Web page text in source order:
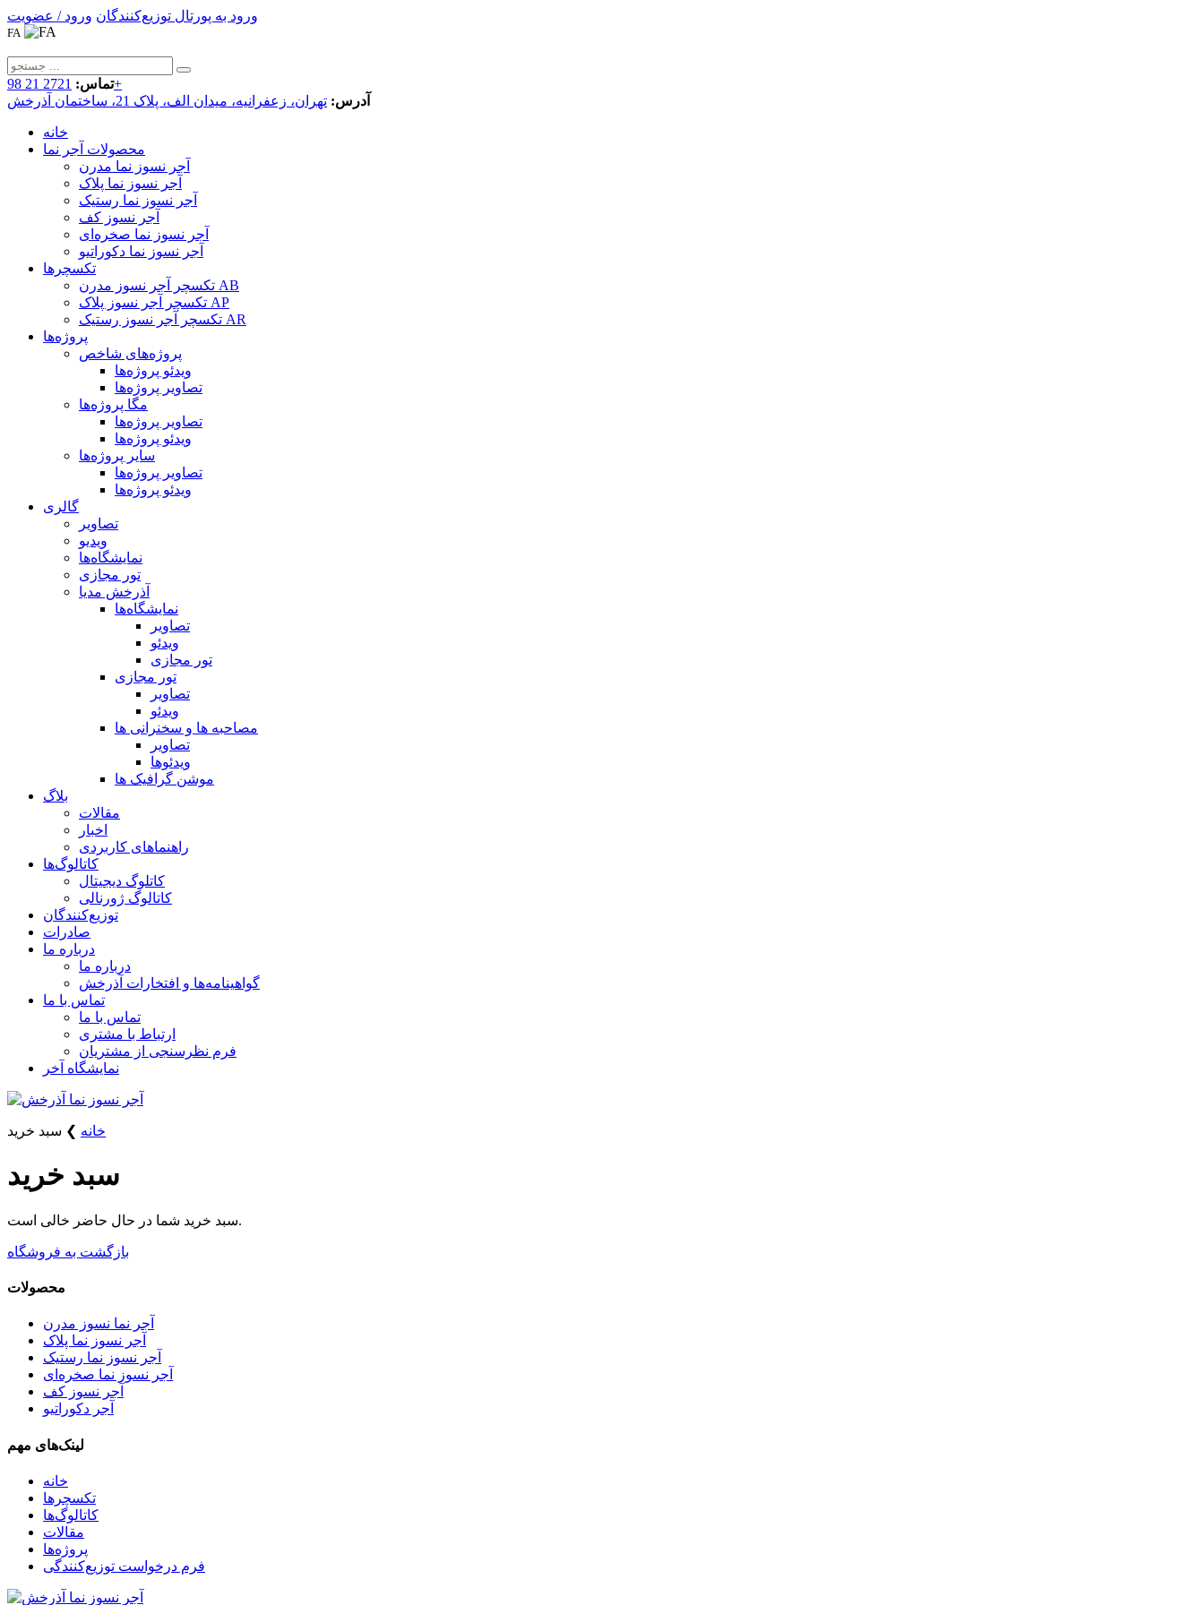
ورود به پورتال توزیع‌کنندگان ورود / عضویت
FA
تماس:2721 21 98+
آدرس: تهران، زعفرانیه، میدان الف، پلاک 21، ساختمان آذرخش
خانه
محصولات آجر نما
آجر نسوز نما مدرن
آجر نسوز نما پلاک
آجر نسوز نما رستیک
آجر نسوز کف
آجر نسوز نما صخره‌ای
آجر نسوز نما دکوراتیو
تکسچرها
تکسچر آجر نسوز مدرن AB
تکسچر آجر نسوز پلاک AP
تکسچر آجر نسوز رستیک AR
پروژه‌ها
پروژه‌های شاخص
ویدئو پروژه‌ها
تصاویر پروژه‌ها
مگا پروژه‌ها
تصاویر پروژه‌ها
ویدئو پروژه‌ها
سایر پروژه‌ها
تصاویر پروژه‌ها
ویدئو پروژه‌ها
گالری
تصاویر
ویدیو
نمایشگاه‌ها
تور مجازی
آذرخش مدیا
نمایشگاه‌ها
تصاویر
ویدئو
تور مجازی
تور مجازی
تصاویر
ویدئو
مصاحبه ها و سخنرانی ها
تصاویر
ویدئوها
موشن گرافیک ها
بلاگ
مقالات
اخبار
راهنماهای کاربردی
کاتالوگ‌ها
کاتلوگ دیجیتال
کاتالوگ ژورنالی
توزیع‌کنندگان
صادرات
درباره ما
درباره ما
گواهینامه‌ها و افتخارات آذرخش
تماس با ما
تماس با ما
ارتباط با مشتری
فرم نظرسنجی از مشتریان
نمایشگاه‌ آخر
خانه ❯ سبد خرید
سبد خرید
سبد خرید شما در حال حاضر خالی است.
بازگشت به فروشگاه
محصولات
آجر نما نسوز مدرن
آجر نسوز نما پلاک
آجر نسوز نما رستیک
آجر نسوز نما صخره‌ای
آجر نسوز کف
آجر دکوراتیو
لینک‌های مهم
خانه
تکسچرها
کاتالوگ‌ها
مقالات
پروژه‌ها
فرم درخواست توزیع‌کنندگی